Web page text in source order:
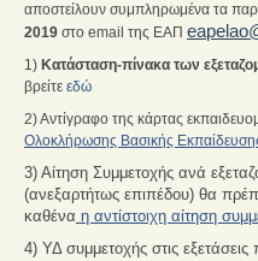
αποστείλουν συμπληρωμένα τα
2019 στο email της ΕΑΠ eapelao
1) Κατάσταση-πίνακα των
βρείτε εδώ
2) Αντίγραφο της κάρτας
Ολοκλήρωσης Βασικής
3) Αίτηση Συμμετοχής ανά
(ανεξαρτήτως επιπέδου) θα
καθένα η αντίστοιχη αίτηση
4) ΥΔ συμμετοχής στις εξετάσεις